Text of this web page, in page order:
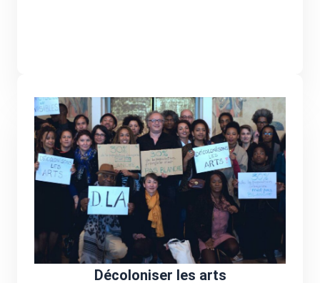
Décoloniser les arts